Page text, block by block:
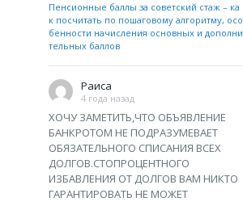
Пенсионные баллы за советский стаж – ка
к посчитать по пошаговому алгоритму, осо
бенности начисления основных и дополни
тельных баллов
Раиса
4 года назад
ХОЧУ ЗАМЕТИТЬ,ЧТО ОБЪЯВЛЕНИЕ
БАНКРОТОМ НЕ ПОДРАЗУМЕВАЕТ
ОБЯЗАТЕЛЬНОГО СПИСАНИЯ ВСЕХ
ДОЛГОВ.СТОПРОЦЕНТНОГО
ИЗБАВЛЕНИЯ ОТ ДОЛГОВ ВАМ НИКТО
ГАРАНТИРОВАТЬ НЕ МОЖЕТ